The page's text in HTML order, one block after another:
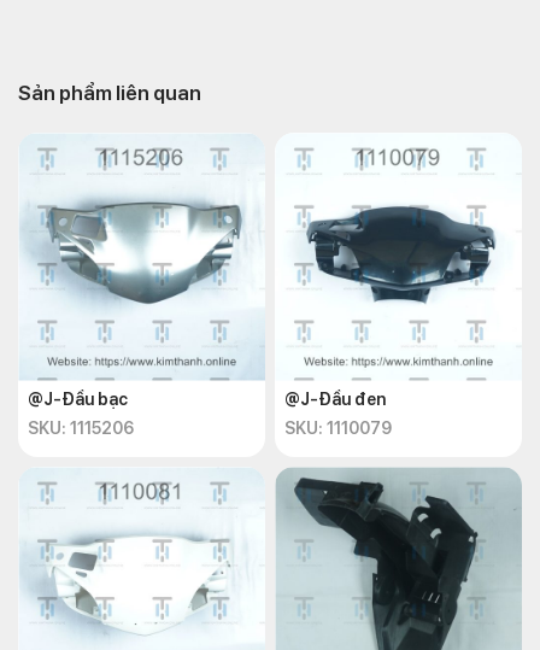
Sản phẩm liên quan
@J-Đầu bạc
SKU: 1115206
@J-Đầu đen
SKU: 1110079